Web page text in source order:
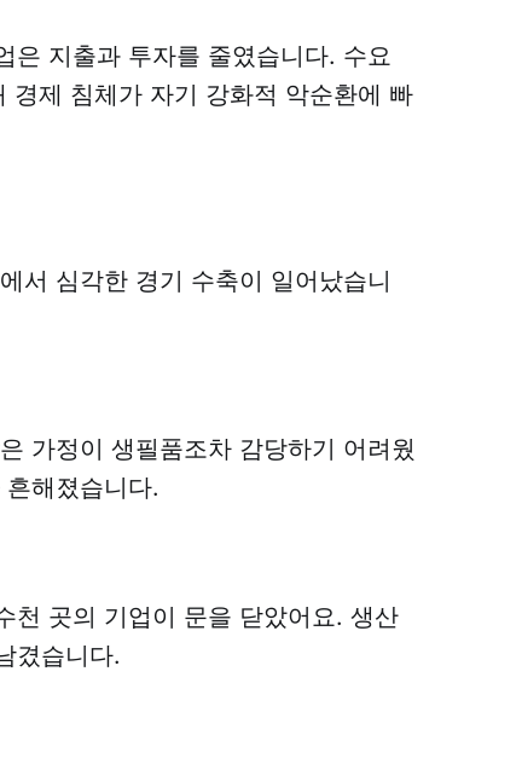
은 지출과 투자를 줄였습니다. 수요
제 침체가 자기 강화적 악순환에 빠
서 심각한 경기 수축이 일어났습니
가정이 생필품조차 감당하기 어려웠
해졌습니다.
천 곳의 기업이 문을 닫았어요. 생산
겼습니다.